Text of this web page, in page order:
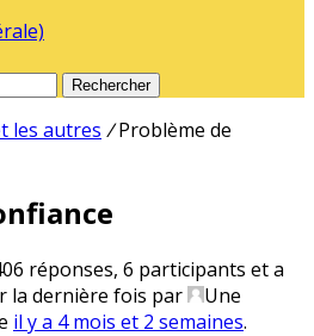
Rechercher
les autres / Problème de
réponses, 6 participants et a
la dernière fois par
Une
il y a 4 mois et 2 semaines.